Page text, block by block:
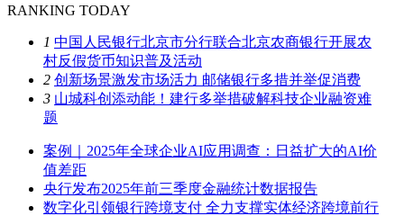
RANKING TODAY
1 中国人民银行北京市分行联合北京农商银行开展农
村反假货币知识普及活动
2 创新场景激发市场活力 邮储银行多措并举促消费
3 山城科创添动能！建行多举措破解科技企业融资难
题
案例｜2025年全球企业AI应用调查：日益扩大的AI价
值差距
央行发布2025年前三季度金融统计数据报告
数字化引领银行跨境支付 全力支撑实体经济跨境前行